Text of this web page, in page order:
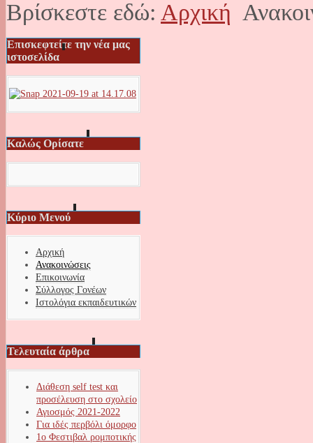
Βρίσκεστε εδώ: Αρχική
Επισκεφτείτε την νέα μας
ιστοσελίδα
Καλώς Ορίσατε
Κύριο Μενού
Αρχική
Ανακοινώσεις
Επικοινωνία
Σύλλογος Γονέων
Ιστολόγια εκπαιδευτικών
Τελευταία άρθρα
Διάθεση self test και
προσέλευση στο σχολείο
Αγιοσμός 2021-2022
Για ιδές περβόλι όμορφο
1ο Φεστιβαλ ρομποτικής